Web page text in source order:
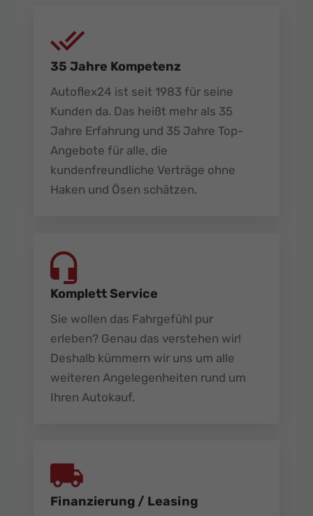
35 Jahre Kompetenz
Autoflex24 ist seit 1983 für seine
Kunden da. Das heißt mehr als 35
Jahre Erfahrung und 35 Jahre Top-
Angebote für alle, die
kundenfreundliche Verträge ohne
Haken und Ösen schätzen.
Komplett Service
Sie wollen das Fahrgefühl pur
erleben? Genau das verstehen wir!
Deshalb kümmern wir uns um alle
weiteren Angelegenheiten rund um
Ihren Autokauf.
Finanzierung / Leasing